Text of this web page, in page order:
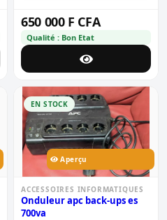
650 000 F CFA
Qualité : Bon Etat
EN STOCK
Aperçu
ACCESSOIRES INFORMATIQUES
Onduleur apc back-ups es
700va